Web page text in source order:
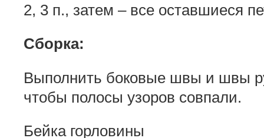
2, 3 п., затем – все оставшиеся
Сборка:
Выполнить боковые швы и швы
чтобы полосы узоров совпали.
Бейка горловины